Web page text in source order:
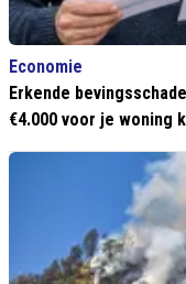
Economie
Erkende
€4.000 voor je woning